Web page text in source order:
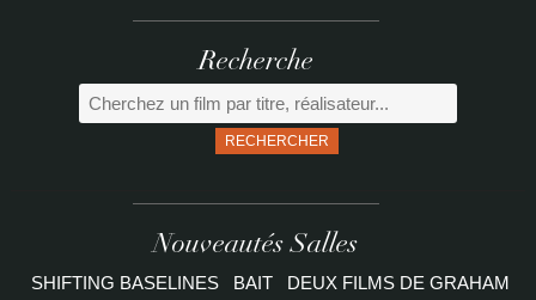
Recherche
RECHERCHER
Nouveautés Salles
SHIFTING BASELINES BAIT
DEUX FILMS DE GRAHAM